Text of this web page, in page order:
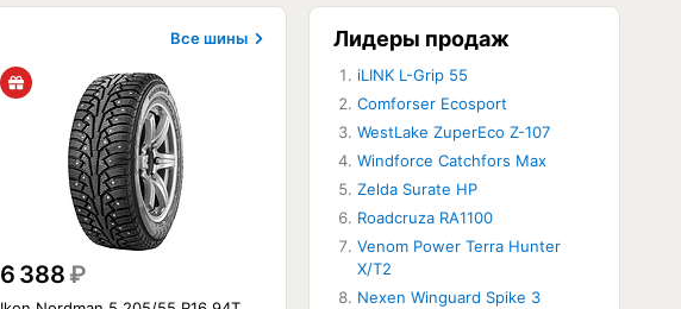
Все шины
6 388 ₽
Лидеры продаж
iLINK L-Grip 55
Comforser Ecosport
WestLake ZuperEco Z-107
Windforce Catchfors Max
Zelda Surate HP
Roadcruza RA1100
Venom Power Terra Hunter
X/T2
Nexen Winguard Spike 3